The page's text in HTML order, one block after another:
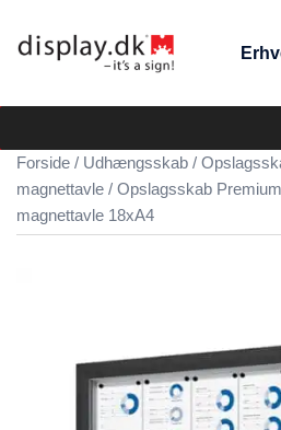
Forside / Udhængsskab /
magnettavle / Opslagsskab
magnettavle 18xA4